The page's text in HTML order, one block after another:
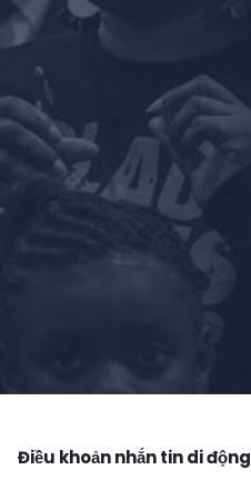
Điều khoản nhắn tin di động